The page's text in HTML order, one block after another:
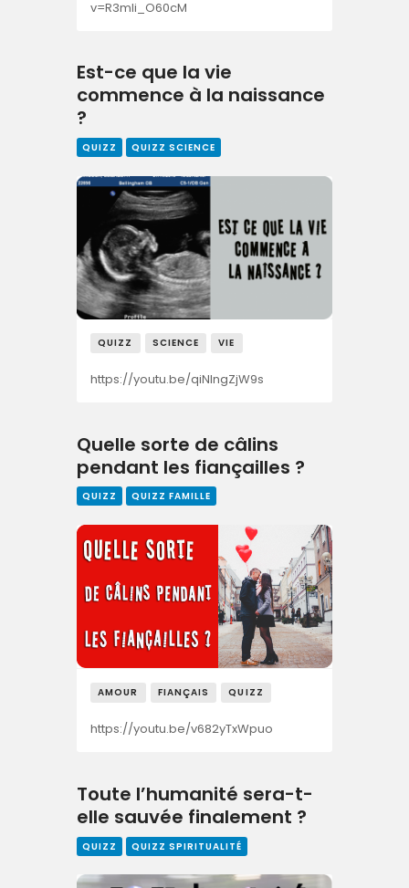
v=R3mli_O60cM
Est-ce que la vie
commence à la naissance
?
QUIZZ QUIZZ SCIENCE
QUIZZ SCIENCE VIE
https://youtu.be/qiNlngZjW9s
Quelle sorte de câlins
pendant les fiançailles ?
QUIZZ QUIZZ FAMILLE
AMOUR FIANÇAIS QUIZZ
https://youtu.be/v682yTxWpuo
Toute l’humanité sera-t-
elle sauvée finalement ?
QUIZZ QUIZZ SPIRITUALITÉ